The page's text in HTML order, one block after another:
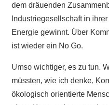
dem dräuenden
Industriegesellschaft in
Energie gewinnt. Über
ist wieder ein No Go.
Umso wichtiger, es zu tun.
müssten, wie ich denke,
ökologisch orientierte